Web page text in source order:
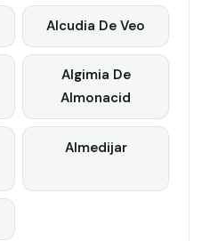
Alcudia De Veo
Algimia De
Almonacid
Almedijar